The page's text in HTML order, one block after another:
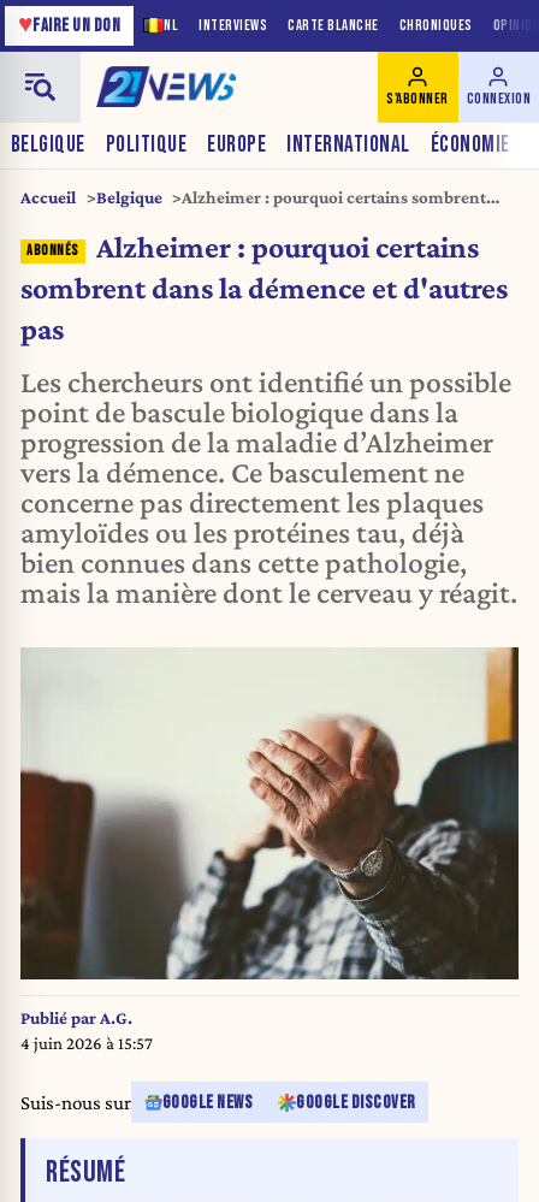
NL INTERVIEWS CARTE BLANCHE CHRONIQUES
♥FAIRE UN DON
BELGIQUE POLITIQUE EUROPE INTERNATIONAL ÉCONOMIE
S'ABONNER CONNEXION
Accueil Belgique
Alzheimer : pourquoi certains sombrent
Alzheimer : pourquoi certains
sombrent dans la démence et d'autres
pas
Les chercheurs ont identifié un possible
point de bascule biologique dans la
progression de la maladie d’Alzheimer
vers la démence. Ce basculement ne
concerne pas directement les plaques
amyloïdes ou les protéines tau, déjà
bien connues dans cette pathologie,
mais la manière dont le cerveau y réagit.
Publié parA.G.
4 juin 2026 à 15:57
Suis-nous sur GOOGLE NEWS GOOGLE DISCOVER
RÉSUMÉDE L'ARTICLE